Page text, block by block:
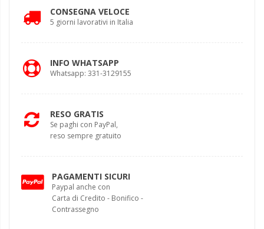
CONSEGNA VELOCE
5 giorni lavorativi in Italia
INFO WHATSAPP
Whatsapp: 331-3129155
RESO GRATIS
Se paghi con PayPal,
reso sempre gratuito
PAGAMENTI SICURI
Paypal anche con
Carta di Credito - Bonifico -
Contrassegno